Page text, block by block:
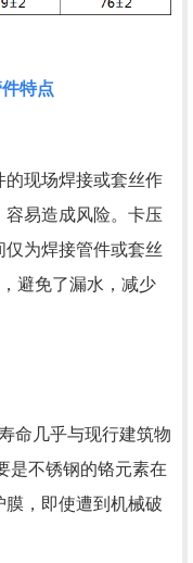
特点
的现场焊接或套丝作
易造成风险。卡压
为焊接管件或套丝
避免了漏水，减少
命几乎与现行建筑物
是不锈钢的铬元素在
，即使遭到机械破